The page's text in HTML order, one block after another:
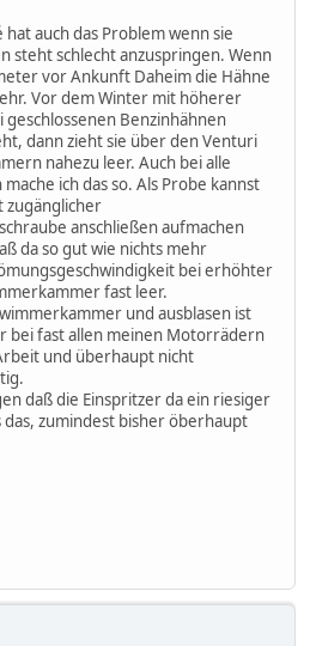
hat auch das Problem wenn sie
steht schlecht anzuspringen. Wenn
vor Ankunft Daheim die Hähne
Vor dem Winter mit höherer
Benzinhähnen
dann zieht sie über den Venturi
nahezu leer. Auch bei alle
ich das so. Als Probe kannst
zugänglicher
anschließen aufmachen
da so gut wie nichts mehr
bei erhöhter
fast leer.
und ausblasen ist
bei fast allen meinen Motorrädern
und überhaupt nicht
daß die Einspritzer da ein riesiger
zumindest bisher öberhaupt